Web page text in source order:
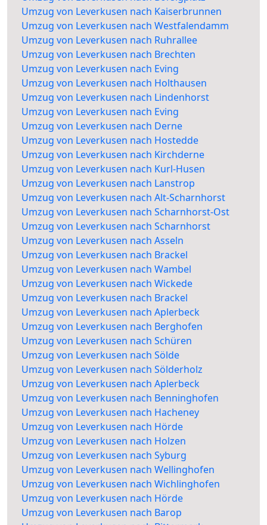
Umzug von Leverkusen nach Kaiserbrunnen
Umzug von Leverkusen nach Westfalendamm
Umzug von Leverkusen nach Ruhrallee
Umzug von Leverkusen nach Brechten
Umzug von Leverkusen nach Eving
Umzug von Leverkusen nach Holthausen
Umzug von Leverkusen nach Lindenhorst
Umzug von Leverkusen nach Eving
Umzug von Leverkusen nach Derne
Umzug von Leverkusen nach Hostedde
Umzug von Leverkusen nach Kirchderne
Umzug von Leverkusen nach Kurl-Husen
Umzug von Leverkusen nach Lanstrop
Umzug von Leverkusen nach Alt-Scharnhorst
Umzug von Leverkusen nach Scharnhorst-Ost
Umzug von Leverkusen nach Scharnhorst
Umzug von Leverkusen nach Asseln
Umzug von Leverkusen nach Brackel
Umzug von Leverkusen nach Wambel
Umzug von Leverkusen nach Wickede
Umzug von Leverkusen nach Brackel
Umzug von Leverkusen nach Aplerbeck
Umzug von Leverkusen nach Berghofen
Umzug von Leverkusen nach Schüren
Umzug von Leverkusen nach Sölde
Umzug von Leverkusen nach Sölderholz
Umzug von Leverkusen nach Aplerbeck
Umzug von Leverkusen nach Benninghofen
Umzug von Leverkusen nach Hacheney
Umzug von Leverkusen nach Hörde
Umzug von Leverkusen nach Holzen
Umzug von Leverkusen nach Syburg
Umzug von Leverkusen nach Wellinghofen
Umzug von Leverkusen nach Wichlinghofen
Umzug von Leverkusen nach Hörde
Umzug von Leverkusen nach Barop